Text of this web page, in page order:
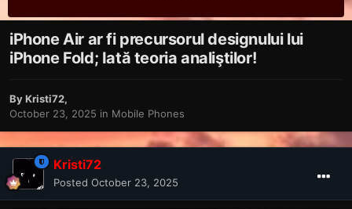
iPhone Air ar fi precursorul designului lui
iPhone Fold; Iată teoria analiştilor!
ByKristi72,
October 23, 2025 in Mobile Phones
Kristi72
Posted October 23, 2025